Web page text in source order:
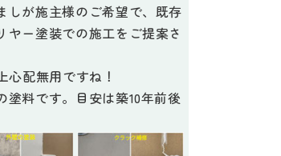
しが施主様のご希望で、既存
ー塗装での施工をご提案さ
配無用ですね！
料です。目安は築10年前後